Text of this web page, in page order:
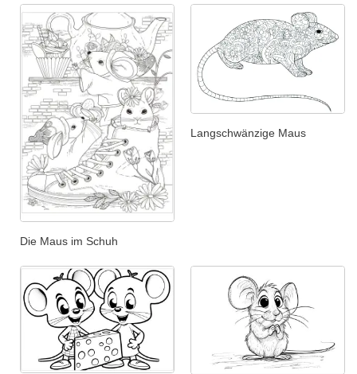
Die Maus im Schuh
Langschwänzige Maus